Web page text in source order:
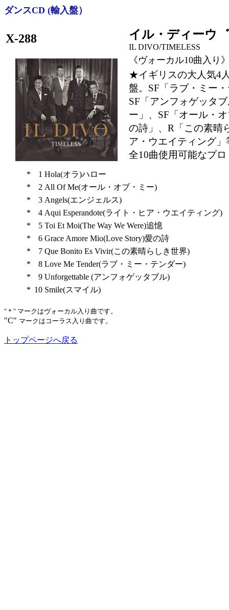
ダンスCD (輸入盤）
X-288 イル・ディーウ
IL DIVO/TIMELESS
《ヴォーカル10曲入り
★イギリスの大人気4
盤。SF「ラブ・ミー
SF「アンフォゲッタ
ー」、SF「オール・
の詩」、R「この素晴
ア・ウエイティング
全10曲使用可能なプ
* 1 Hola(オラ)ハロー
*
2 All Of Me(オール・オブ・ミー)
*
3 Angels(エンジェルス)
*
4 Aqui Esperandote(ライト・ヒア・ウエイティング)
*
5 Toi Et Moi(The Way We Were)追憶
*
6 Grace Amore Mio(Love Story)愛の詩
*
7 Que Bonito Es Vivir(この素晴らしき世界)
*
8 Love Me Tender(ラブ・ミー・テンダー)
*
9 Unforgettable (アンフォゲッタブル)
* 10 Smile(スマイル)
"＊" マークはヴォーカル入り曲です。
"C" マークはコーラス入り曲です。
トップページへ戻る